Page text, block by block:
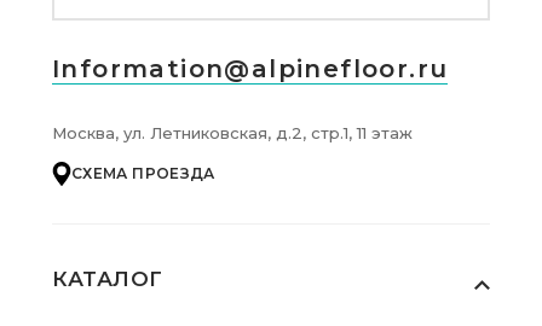
КАТАЛОГ
Information@alpinefloor.ru
Москва, ул. Летниковская, д.2, стр.1, 11 этаж
СХЕМА ПРОЕЗДА